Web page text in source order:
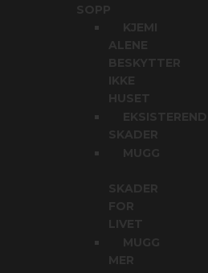
SOPP
KJEMI
ALENE
BESKYTTER
IKKE
HUSET
EKSISTERENDE
SKADER
MUGG
SKADER
FOR
LIVET
MUGG
MER